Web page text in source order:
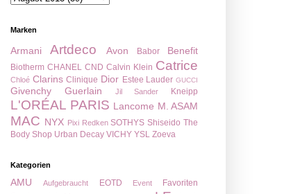
Marken
Armani Artdeco Avon Babor Benefit
Biotherm CHANEL CND Calvin Klein Catrice
Chloé Clarins Clinique Dior Estee Lauder GUCCI
Givenchy Guerlain Jil Sander Kneipp
L'ORÉAL PARIS Lancome M. ASAM
MAC NYX Pixi Redken SOTHYS Shiseido The
Body Shop Urban Decay VICHY YSL Zoeva
Kategorien
AMU Aufgebraucht EOTD Event
Favoriten